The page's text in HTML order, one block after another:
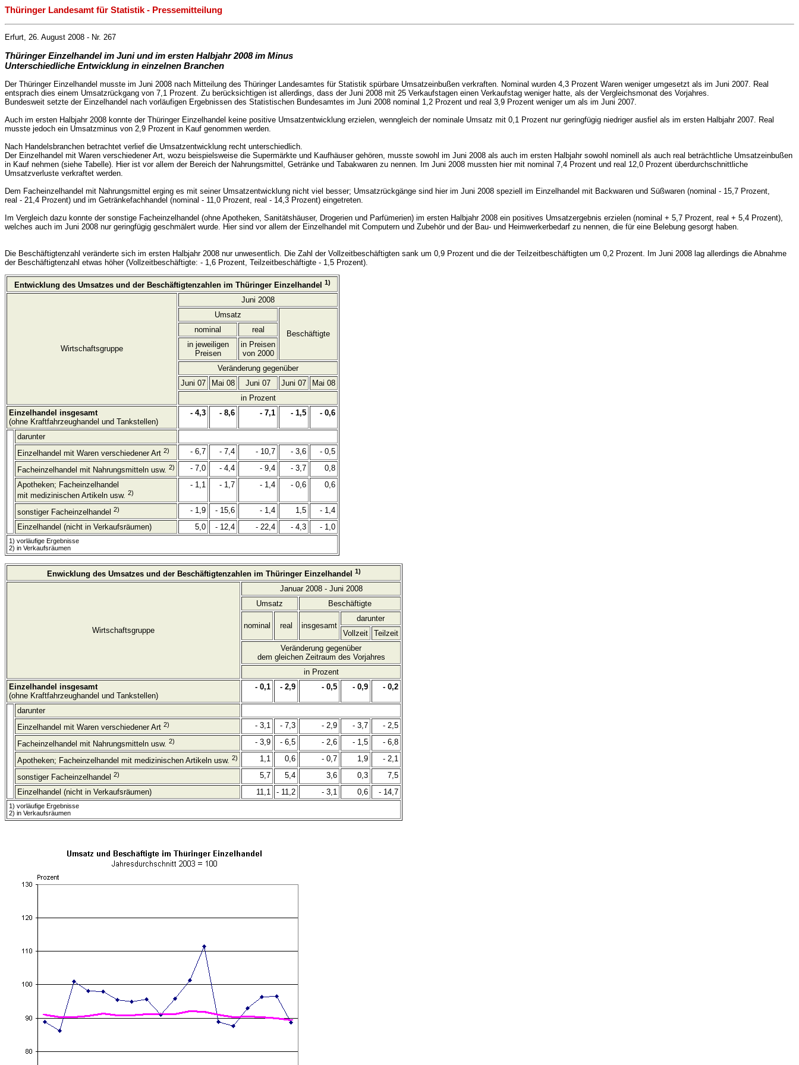
Thüringer Landesamt für Statistik - Pressemitteilung
Erfurt, 26. August 2008 - Nr. 267
Thüringer Einzelhandel im Juni und im ersten Halbjahr 2008 im Minus
Unterschiedliche Entwicklung in einzelnen Branchen
Der Thüringer Einzelhandel musste im Juni 2008 nach Mitteilung des Thüringer Landesamtes für Statistik spürbare Umsatzeinbußen verkraften. Nominal wurden 4,3 Prozent Waren weniger umgesetzt als im Juni 2007. Real
entsprach dies einem Umsatzrückgang von 7,1 Prozent. Zu berücksichtigen ist allerdings, dass der Juni 2008 mit 25 Verkaufstagen einen Verkaufstag weniger hatte, als der Vergleichsmonat des Vorjahres.
Bundesweit setzte der Einzelhandel nach vorläufigen Ergebnissen des Statistischen Bundesamtes im Juni 2008 nominal 1,2 Prozent und real 3,9 Prozent weniger um als im Juni 2007.
Auch im ersten Halbjahr 2008 konnte der Thüringer Einzelhandel keine positive Umsatzentwicklung erzielen, wenngleich der nominale Umsatz mit 0,1 Prozent nur geringfügig niedriger ausfiel als im ersten Halbjahr 2007. Real
musste jedoch ein Umsatzminus von 2,9 Prozent in Kauf genommen werden.
Nach Handelsbranchen betrachtet verlief die Umsatzentwicklung recht unterschiedlich.
Der Einzelhandel mit Waren verschiedener Art, wozu beispielsweise die Supermärkte und Kaufhäuser gehören, musste sowohl im Juni 2008 als auch im ersten Halbjahr sowohl nominell als auch real beträchtliche Umsatzeinbußen
in Kauf nehmen (siehe Tabelle). Hier ist vor allem der Bereich der Nahrungsmittel, Getränke und Tabakwaren zu nennen. Im Juni 2008 mussten hier mit nominal 7,4 Prozent und real 12,0 Prozent überdurchschnittliche
Umsatzverluste verkraftet werden.
Dem Facheinzelhandel mit Nahrungsmittel erging es mit seiner Umsatzentwicklung nicht viel besser; Umsatzrückgänge sind hier im Juni 2008 speziell im Einzelhandel mit Backwaren und Süßwaren (nominal - 15,7 Prozent,
real - 21,4 Prozent) und im Getränkefachhandel (nominal - 11,0 Prozent, real - 14,3 Prozent) eingetreten.
Im Vergleich dazu konnte der sonstige Facheinzelhandel (ohne Apotheken, Sanitätshäuser, Drogerien und Parfümerien) im ersten Halbjahr 2008 ein positives Umsatzergebnis erzielen (nominal + 5,7 Prozent, real + 5,4 Prozent),
welches auch im Juni 2008 nur geringfügig geschmälert wurde. Hier sind vor allem der Einzelhandel mit Computern und Zubehör und der Bau- und Heimwerkerbedarf zu nennen, die für eine Belebung gesorgt haben.
Die Beschäftigtenzahl veränderte sich im ersten Halbjahr 2008 nur unwesentlich. Die Zahl der Vollzeitbeschäftigten sank um 0,9 Prozent und die der Teilzeitbeschäftigten um 0,2 Prozent. Im Juni 2008 lag allerdings die Abnahme
der Beschäftigtenzahl etwas höher (Vollzeitbeschäftigte: - 1,6 Prozent, Teilzeitbeschäftigte - 1,5 Prozent).
Entwicklung des Umsatzes und der Beschäftigtenzahlen im Thüringer Einzelhandel 1)
Wirtschaftsgruppe
Juni 2008
Umsatz
Beschäftigte
nominal
real
in jeweiligen
Preisen
in Preisen
von 2000
Veränderung gegenüber
Juni 07
Mai 08 Juni 07 Juni 07
Mai 08
in Prozent
Einzelhandel insgesamt
(ohne Kraftfahrzeughandel und Tankstellen)
- 4,3 - 8,6 - 7,1 - 1,5 - 0,6
darunter
Einzelhandel mit Waren verschiedener Art 2) - 6,7 - 7,4 - 10,7 - 3,6 - 0,5
Facheinzelhandel mit Nahrungsmitteln usw. 2) - 7,0 - 4,4 - 9,4 - 3,7
0,8
Apotheken; Facheinzelhandel
mit medizinischen Artikeln usw. 2)
- 1,1 - 1,7 - 1,4 - 0,6 0,6
sonstiger Facheinzelhandel 2) - 1,9 - 15,6 - 1,4 1,5
- 1,4
Einzelhandel (nicht in Verkaufsräumen)
5,0 - 12,4 - 22,4 - 4,3 - 1,0
1) vorläufige Ergebnisse
2) in Verkaufsräumen
Enwicklung des Umsatzes und der Beschäftigtenzahlen im Thüringer Einzelhandel 1)
Wirtschaftsgruppe
Januar 2008 - Juni 2008
Umsatz
Beschäftigte
nominal real insgesamt
darunter
Vollzeit
Teilzeit
Veränderung gegenüber
dem gleichen Zeitraum des Vorjahres
in Prozent
Einzelhandel insgesamt
(ohne Kraftfahrzeughandel und Tankstellen)
- 0,1 - 2,9 - 0,5 - 0,9 - 0,2
darunter
Einzelhandel mit Waren verschiedener Art 2) - 3,1 - 7,3 - 2,9 - 3,7 - 2,5
Facheinzelhandel mit Nahrungsmitteln usw. 2) - 3,9 - 6,5 - 2,6 - 1,5 - 6,8
Apotheken; Facheinzelhandel mit medizinischen Artikeln usw. 2) 1,1 0,6 - 0,7 1,9 - 2,1
sonstiger Facheinzelhandel 2) 5,7 5,4 3,6 0,3
7,5
Einzelhandel (nicht in Verkaufsräumen)
11,1 - 11,2 - 3,1 0,6 - 14,7
1) vorläufige Ergebnisse
2) in Verkaufsräumen